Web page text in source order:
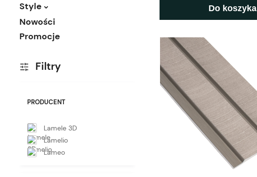
Style
Nowości
Promocje
Filtry
PRODUCENT
Lamele 3D
Lamelio
Lameo
Do koszyka